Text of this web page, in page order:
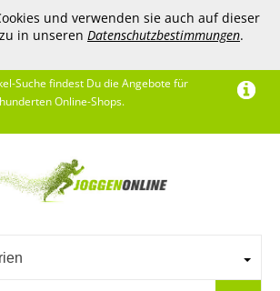
und verwenden sie auch auf dieser
in unseren Datenschutzbestimmungen.
Suche findest Du die Angebote für
Online-Shops.